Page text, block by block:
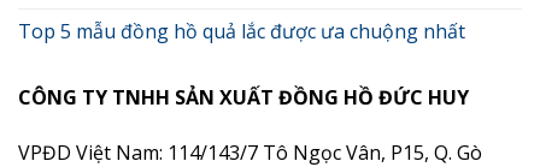
Top 5 mẫu đồng hồ quả lắc được ưa chuộng nhất
CÔNG TY TNHH SẢN XUẤT ĐỒNG HỒ ĐỨC HUY
VPĐD Việt Nam: 114/143/7 Tô Ngọc Vân, P15, Q. Gò